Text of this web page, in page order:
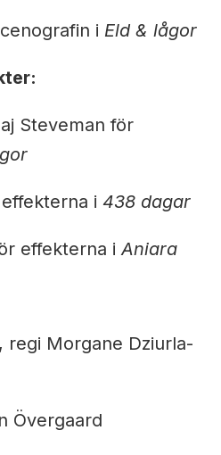
i Eld & lågor
Steveman för
i 438 dagar
effekterna iAniara
, regi Morgane Dziurla-
Övergaard